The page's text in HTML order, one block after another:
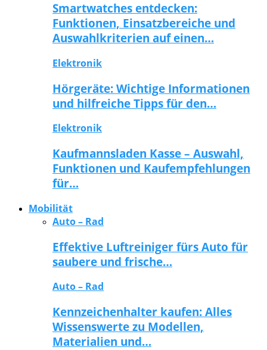
Smartwatches entdecken:
Funktionen, Einsatzbereiche und
Auswahlkriterien auf einen…
Elektronik
Hörgeräte: Wichtige Informationen
und hilfreiche Tipps für den…
Elektronik
Kaufmannsladen Kasse – Auswahl,
Funktionen und Kaufempfehlungen
für…
Mobilität
Auto – Rad
Effektive Luftreiniger fürs Auto für
saubere und frische…
Auto – Rad
Kennzeichenhalter kaufen: Alles
Wissenswerte zu Modellen,
Materialien und…